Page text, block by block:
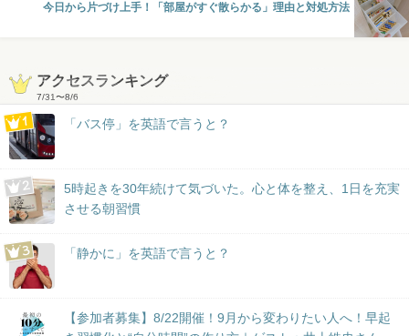
今日から片づけ上手！「部屋がすぐ散らかる」理由と対処方法
アクセスランキング
7/31〜8/6
「バス停」を英語で言うと？
5時起きを30年続けて気づいた。心と体を整え、1日を充実
させる朝習慣
「静かに」を英語で言うと？
【参加者募集】8/22開催！9月から変わりたい人へ！早起